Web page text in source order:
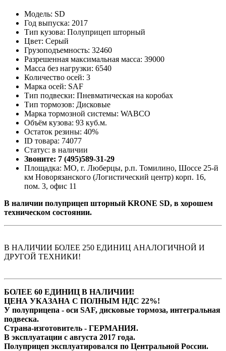
Модель: SD
Год выпуска: 2017
Тип кузова: Полуприцеп шторный
Цвет: Серый
Грузоподъемность: 32460
Разрешенная максимальная масса: 39000
Масса без нагрузки: 6540
Количество осей: 3
Марка осей: SAF
Тип подвески: Пневматическая на коробах
Тип тормозов: Дисковые
Марка тормозной системы: WABCO
Объём кузова: 93 куб.м.
Остаток резины: 40%
ID товара: 74077
Статус: в наличии
Звоните: 7 (495)589-31-29
Площадка: МО, г. Люберцы, р.п. Томилино, Шоссе 25-й
км Новорязанского (Логистический центр) корп. 16,
пом. 3, офис 11
В наличии полуприцеп шторный KRONE SD, в хорошем
техническом состоянии.
В НАЛИЧИИ БОЛЕЕ 250 ЕДИНИЦ АНАЛОГИЧНОЙ И
ДРУГОЙ ТЕХНИКИ!
БОЛЕЕ 60 ЕДИНИЦ В НАЛИЧИИ!
ЦЕНА УКАЗАНА С ПОЛНЫМ НДС 22%!
У полуприцепа - оси SAF, дисковые тормоза, интегральная
подвеска.
Страна-изготовитель - ГЕРМАНИЯ.
В эксплуатации с августа 2017 года.
Полуприцеп эксплуатировался по Центральной России.